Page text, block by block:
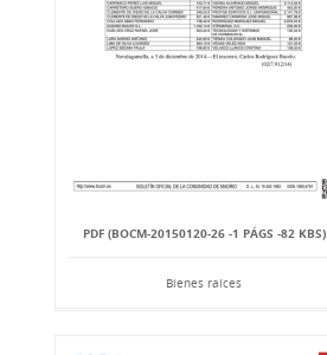
PDF (BOCM-20150120-26 -1 PÁGS -82 KBS)
Bienes raíces